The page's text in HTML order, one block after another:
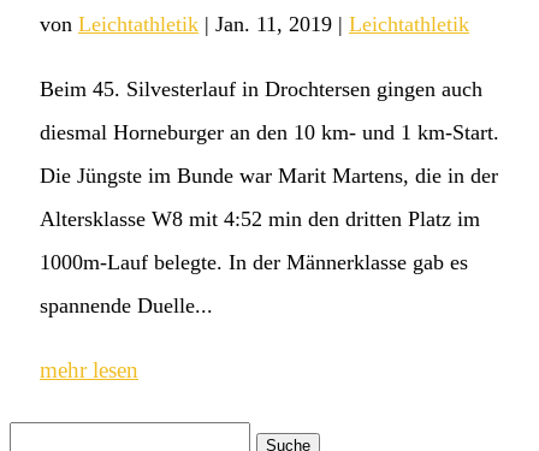
von Leichtathletik | Jan. 11, 2019 | Leichtathletik
Beim 45. Silvesterlauf in Drochtersen gingen auch
diesmal Horneburger an den 10 km- und 1 km-Start.
Die Jüngste im Bunde war Marit Martens, die in der
Altersklasse W8 mit 4:52 min den dritten Platz im
1000m-Lauf belegte. In der Männerklasse gab es
spannende Duelle...
mehr lesen